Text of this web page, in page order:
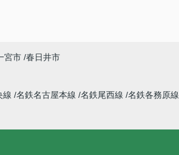
宮市 春日井市
線 名鉄名古屋本線 名鉄尾西線 名鉄各務原線